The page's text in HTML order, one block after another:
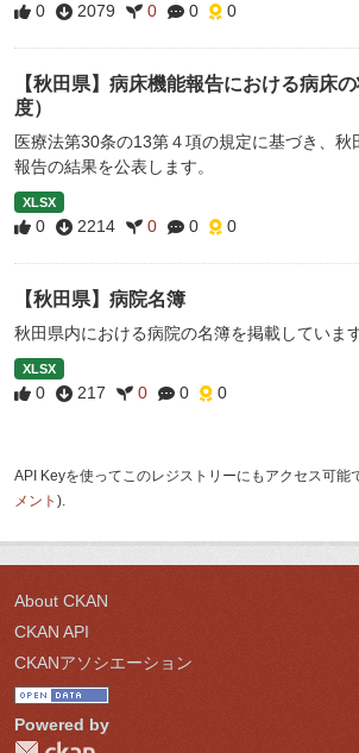
0 2079 0 0 0
【秋田県】病床機能報告における病床
度）
医療法第30条の13第４項の規定に基づき、
報告の結果を公表します。
XLSX
0 2214 0 0 0
【秋田県】病院名簿
秋田県内における病院の名簿を掲載しています
XLSX
0 217 0 0 0
API Keyを使ってこのレジストリーにもアクセス可能
メント ).
About CKAN
CKAN API
CKANアソシエーション
Powered by